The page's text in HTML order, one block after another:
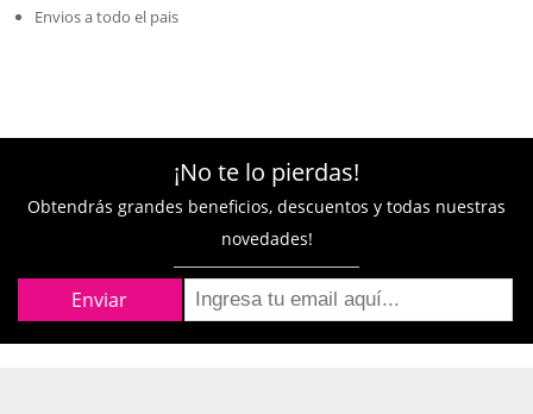
Envios a todo el pais
¡No te lo pierdas!
Obtendrás grandes beneficios, descuentos y todas nuestras
novedades!